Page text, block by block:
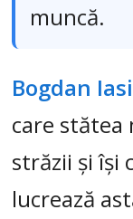
muncă.
Bogdan
care stătea
străzii și își
lucrează